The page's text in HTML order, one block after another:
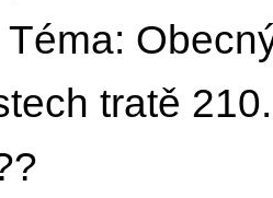
Téma:
tratě 210.